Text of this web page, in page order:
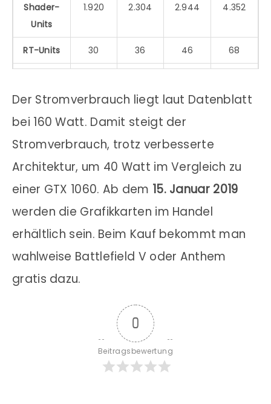
Shader-
Units
1.920 2.304 2.944 4.352
RT-Units 30 36 46 68
Kerne
Basis-
1.365
1.410
1.515
Tubo-
1.680
1.620
1.710
1.635
Speicher
DDR6
DDR6
DDR6
DDR6
Der Stromverbrauch liegt laut Datenblatt
bei 160 Watt. Damit steigt der
Stromverbrauch, trotz verbesserte
Architektur, um 40 Watt im Vergleich zu
einer GTX 1060. Ab dem 15. Januar 2019
werden die Grafikkarten im Handel
erhältlich sein. Beim Kauf bekommt man
wahlweise Battlefield V oder Anthem
gratis dazu.
0
Beitragsbewertung